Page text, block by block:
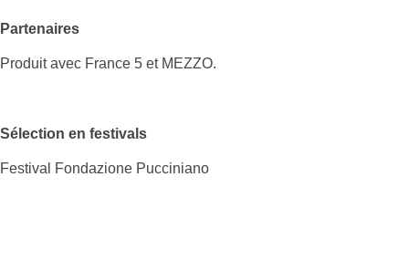
Partenaires
Produit avec France 5 et MEZZO.
Sélection en festivals
Festival Fondazione Pucciniano